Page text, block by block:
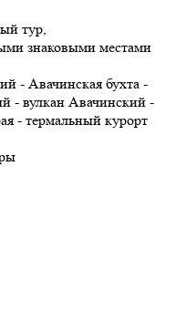
тур,
знаковыми местами
- Авачинская бухта -
- вулкан Авачинский -
- термальный курорт